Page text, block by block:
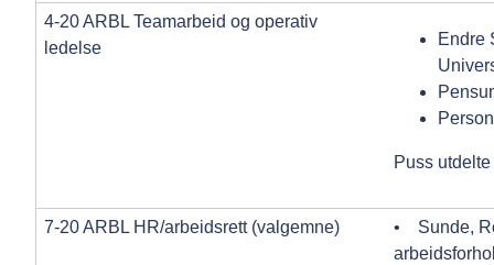
4-20 ARBL Teamarbeid og operativ
ledelse
Endre
Puss
7-20 ARBL HR/arbeidsrett (valgemne)
• Sunde,